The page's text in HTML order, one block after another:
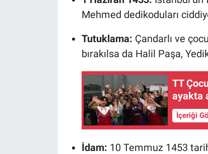
Mehmed dedikoduları
Tutuklama: Çandarlı ve
bırakılsa da Halil Paşa,
TT
ayakta
İçeriği
İdam: 10 Temmuz 1453